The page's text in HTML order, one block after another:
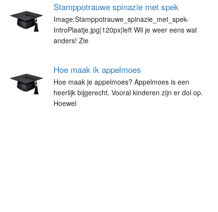
Stamppotrauwe spinazie met spek
Image:Stamppotrauwe_spinazie_met_spek-
IntroPlaatje.jpg|120px|left Wil je weer eens wat
anders! Zie
Hoe maak ik appelmoes
Hoe maak je appelmoes? Appelmoes is een
heerlijk bijgerecht. Vooral kinderen zijn er dol op.
Hoewel